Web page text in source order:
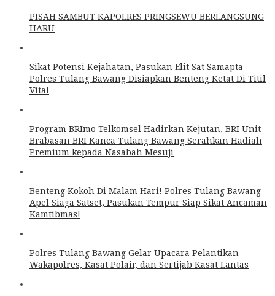
PISAH SAMBUT KAPOLRES PRINGSEWU BERLANGSUNG
HARU
Sikat Potensi Kejahatan, Pasukan Elit Sat Samapta
Polres Tulang Bawang Disiapkan Benteng Ketat Di Titil
Vital
Program BRImo Telkomsel Hadirkan Kejutan, BRI Unit
Brabasan BRI Kanca Tulang Bawang Serahkan Hadiah
Premium kepada Nasabah Mesuji
Benteng Kokoh Di Malam Hari! Polres Tulang Bawang
Apel Siaga Satset, Pasukan Tempur Siap Sikat Ancaman
Kamtibmas!
Polres Tulang Bawang Gelar Upacara Pelantikan
Wakapolres, Kasat Polair, dan Sertijab Kasat Lantas